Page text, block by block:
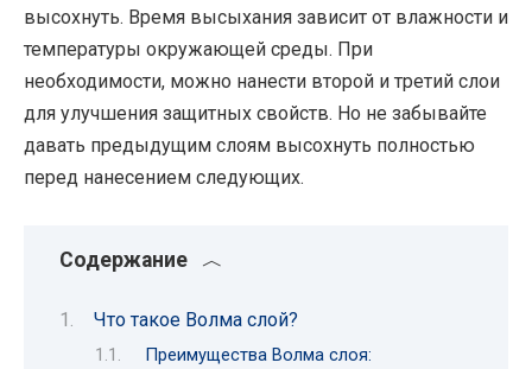
высохнуть. Время высыхания зависит от влажности и
температуры окружающей среды. При
необходимости, можно нанести второй и третий слои
для улучшения защитных свойств. Но не забывайте
давать предыдущим слоям высохнуть полностью
перед нанесением следующих.
Содержание
Что такое Волма слой?
Преимущества Волма слоя: